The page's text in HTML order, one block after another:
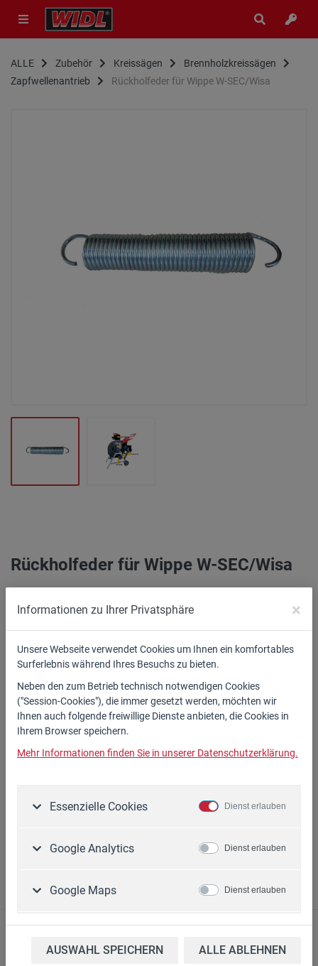
ALLE Zubehör Kreissägen
Brennholzkreissägen
Zapfwellenantrieb
Rückholfeder für Wippe W-SEC/Wisa
Rückholfeder für Wippe W-SEC/Wisa
39.107
Einhängung neben Schalter
100/20mm
18,90 €*
39.107 18,90 €*
Informationen zu Ihrer Privatsphäre ×
Unsere Webseite verwendet Cookies um Ihnen ein komfortables
Surferlebnis während Ihres Besuchs zu bieten.
Neben den zum Betrieb technisch notwendigen Cookies
("Session-Cookies"), die immer gesetzt werden, möchten wir
Ihnen auch folgende freiwillige Dienste anbieten, die Cookies in
Ihrem Browser speichern.
Mehr Informationen finden Sie in unserer Datenschutzerklärung.
Essenzielle Cookies Dienst erlauben
Google Analytics Dienst erlauben
Google Maps Dienst erlauben
AUSWAHL SPEICHERN ALLE ABLEHNEN